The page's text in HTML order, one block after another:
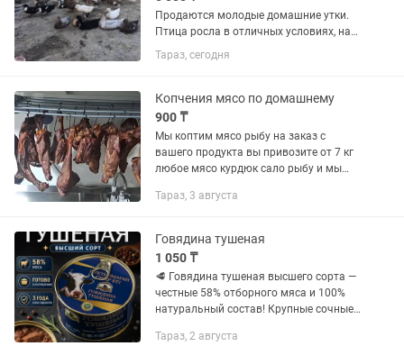
Продаются молодые домашние утки.
Птица росла в отличных условиях, на
натуральном зерновом откорме без
химии. Мясо мягкое, очень вкусное и не
заранее! Рубим...
Тараз, сегодня
Копчения мясо по домашнему
900 ₸
Мы коптим мясо рыбу на заказ с
вашего продукта вы привозите от 7 кг
любое мясо курдюк сало рыбу и мы
натуральных специй коптим
получается...
Тараз, 3 августа
Говядина тушеная
1 050 ₸
🥩 Говядина тушеная высшего сорта —
честные 58% отборного мяса и 100%
натуральный состав! Крупные сочные
полностью готовы к употреблению.
Тараз, 2 августа